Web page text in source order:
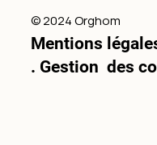
© 2024 Orghom
Mentions
. Gestion des